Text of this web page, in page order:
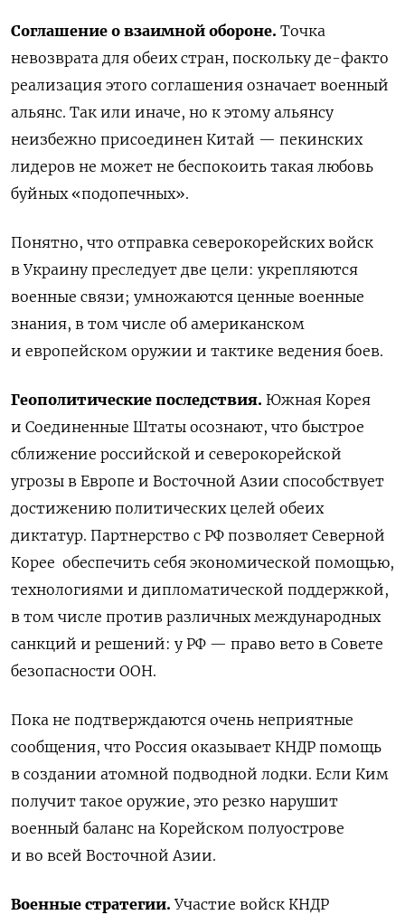
Соглашение о взаимной обороне. Точка
невозврата для обеих стран, поскольку де-факто
реализация этого соглашения означает военный
альянс. Так или иначе, но к этому альянсу
неизбежно присоединен Китай — пекинских
лидеров не может не беспокоить такая любовь
буйных «подопечных».
Понятно, что отправка северокорейских войск
в Украину преследует две цели: укрепляются
военные связи; умножаются ценные военные
знания, в том числе об американском
и европейском оружии и тактике ведения боев.
Геополитические последствия. Южная Корея
и Соединенные Штаты осознают, что быстрое
сближение российской и северокорейской
угрозы в Европе и Восточной Азии способствует
достижению политических целей обеих
диктатур. Партнерство с РФ позволяет Северной
Корее обеспечить себя экономической помощью,
технологиями и дипломатической поддержкой,
в том числе против различных международных
санкций и решений: у РФ — право вето в Совете
безопасности ООН.
Пока не подтверждаются очень неприятные
сообщения, что Россия оказывает КНДР помощь
в создании атомной подводной лодки. Если Ким
получит такое оружие, это резко нарушит
военный баланс на Корейском полуострове
и во всей Восточной Азии.
Военные стратегии. Участие войск КНДР